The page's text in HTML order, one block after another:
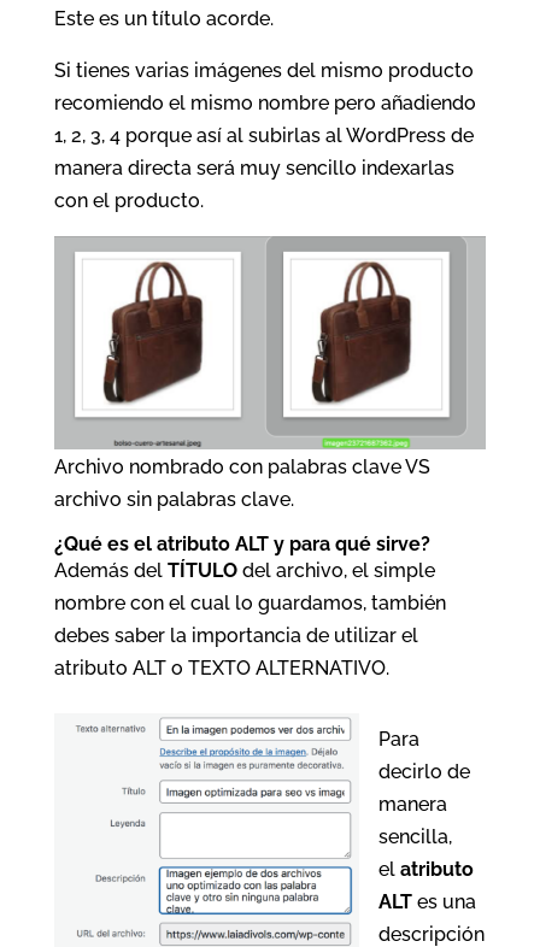
Este es un título acorde.
Si tienes varias imágenes del mismo producto
recomiendo el mismo nombre pero añadiendo
1, 2, 3, 4 porque así al subirlas al WordPress de
manera directa será muy sencillo indexarlas
con el producto.
Archivo nombrado con palabras clave VS
archivo sin palabras clave.
¿Qué es el atributo ALT y para qué sirve?
Además del TÍTULOdel archivo, el simple
nombre con el cual lo guardamos, también
debes saber la importancia de utilizar el
atributo ALT o TEXTO ALTERNATIVO.
Para
decirlo de
manera
sencilla,
el atributo
ALT es una
descripción